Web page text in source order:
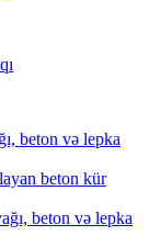
beton və lepka
beton kür
beton və lepka